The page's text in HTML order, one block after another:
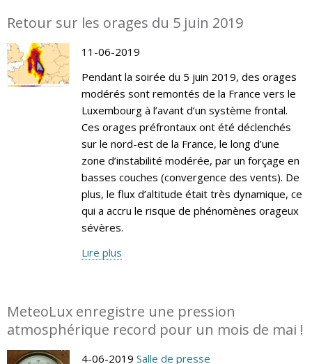
Retour sur les orages du 5 juin 2019
11-06-2019
Pendant la soirée du 5 juin 2019, des orages
modérés sont remontés de la France vers le
Luxembourg à l’avant d’un système frontal.
Ces orages préfrontaux ont été déclenchés
sur le nord-est de la France, le long d’une
zone d’instabilité modérée, par un forçage en
basses couches (convergence des vents). De
plus, le flux d’altitude était très dynamique, ce
qui a accru le risque de phénomènes orageux
sévères.
Lire plus
MeteoLux enregistre une pression
atmosphérique record pour un mois de mai !
4-06-2019 Salle de presse